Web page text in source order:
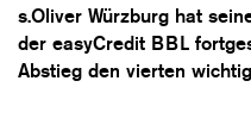
s.Oliver Würzburg hat
der easyCredit BBL
Abstieg den vierten